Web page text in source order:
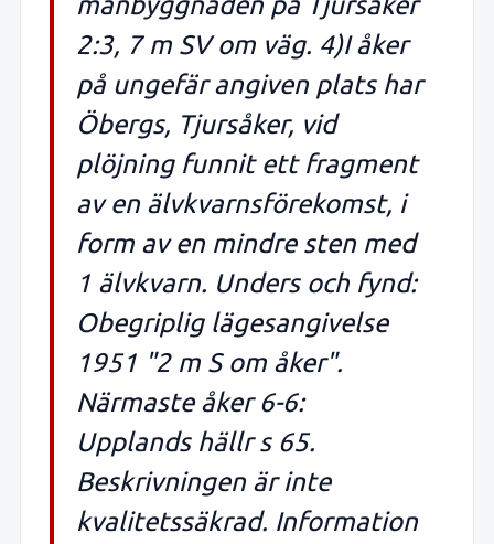
2:3, 7 m SV om väg. 4)I åker
på ungefär angiven plats har
Öbergs, Tjursåker, vid
plöjning funnit ett fragment
av en älvkvarnsförekomst, i
form av en mindre sten med
1 älvkvarn. Unders och fynd:
Obegriplig lägesangivelse
1951 "2 m S om åker".
Närmaste åker 6-6:
Upplands hällr s 65.
Beskrivningen är inte
kvalitetssäkrad. Information